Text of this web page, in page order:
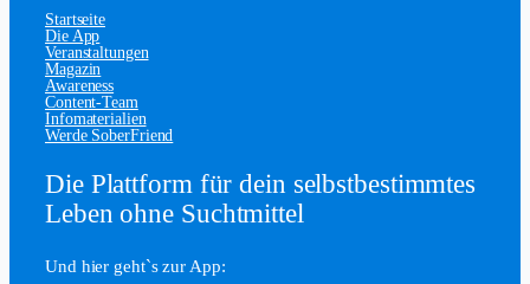
Startseite
Die App
Veranstaltungen
Magazin
Awareness
Content-Team
Infomaterialien
Werde SoberFriend
Die Plattform für dein selbstbestimmtes
Leben ohne Suchtmittel
Und hier geht`s zur App: